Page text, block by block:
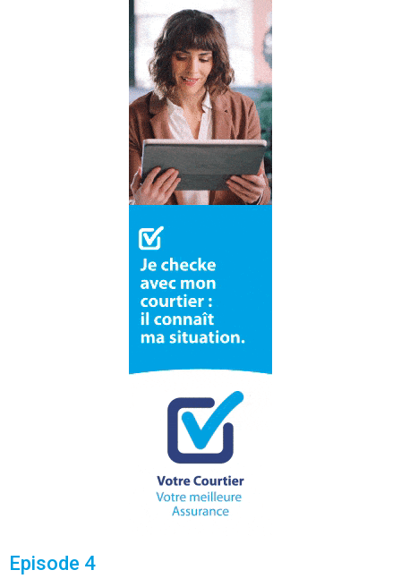
Episode 4